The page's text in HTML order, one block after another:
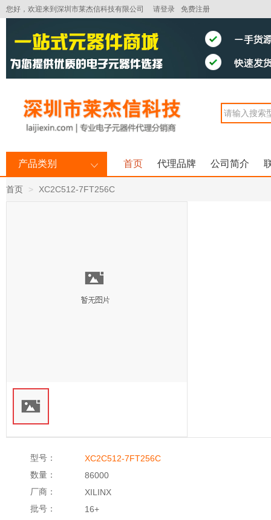
您好，欢迎来到深圳市莱杰信科技有限公司 请登录 免费注册
产品类别 首页 代理品牌 公司简介
首页 XC2C512-7FT256C
型号： XC2C512-7FT256C
数量： 86000
厂商： XILINX
批号： 16+